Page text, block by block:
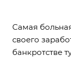
Самая
своего
банкротстве